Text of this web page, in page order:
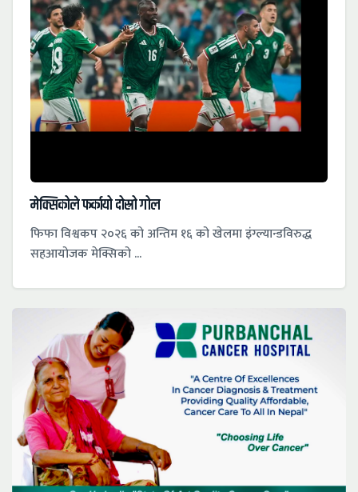
मेक्सिकोले फर्कायो दोस्रो गोल
फिफा विश्वकप २०२६ को अन्तिम १६ को खेलमा इंग्ल्यान्डविरुद्ध
सहआयोजक मेक्सिको ...